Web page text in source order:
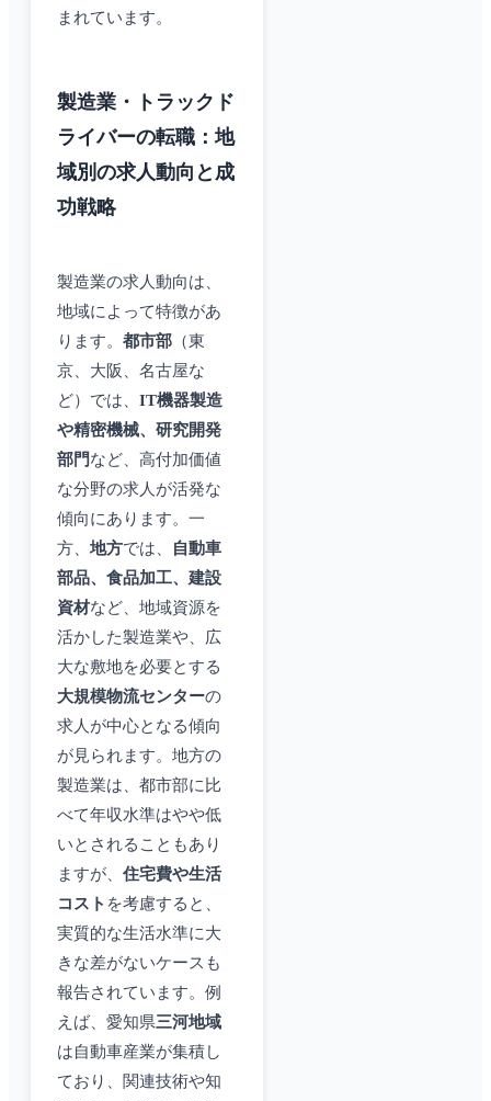
まれています。
製造業・トラックド
ライバーの転職：地
域別の求人動向と成
功戦略
製造業の求人動向は、
地域によって特徴があ
ります。 都市部 （東
京、大阪、名古屋な
ど）では、 IT機器製造
や精密機械、研究開発
部門など、高付加価値
な分野の求人が活発な
傾向にあります。一
方、 地方では、
自動車
部品、食品加工、建設
資材など、地域資源を
活かした製造業や、広
大な敷地を必要とする
大規模物流センターの
求人が中心となる傾向
が見られます。地方の
製造業は、都市部に比
べて年収水準はやや低
いとされることもあり
ますが、 住宅費や生活
コスト を考慮すると、
実質的な生活水準に大
きな差がないケースも
報告されています。例
えば、愛知県三河地域
は自動車産業が集積し
ており、関連技術や知